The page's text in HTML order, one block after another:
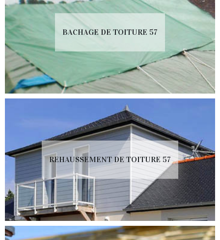
BACHAGE DE TOITURE 57
REHAUSSEMENT DE TOITURE 57